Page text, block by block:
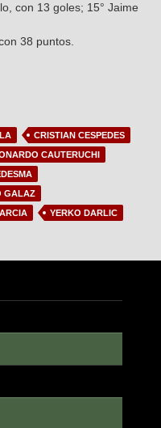
con 13 goles; 15° Jaime
38 puntos.
CRISTIAN CESPEDES
CAUTERUCHI
GALAZ
YERKO DARLIC